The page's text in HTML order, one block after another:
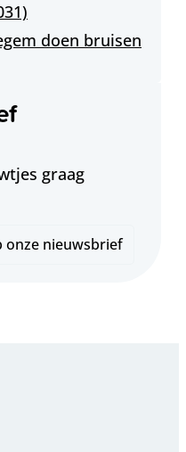
doen bruisen
graag
onze nieuwsbrief